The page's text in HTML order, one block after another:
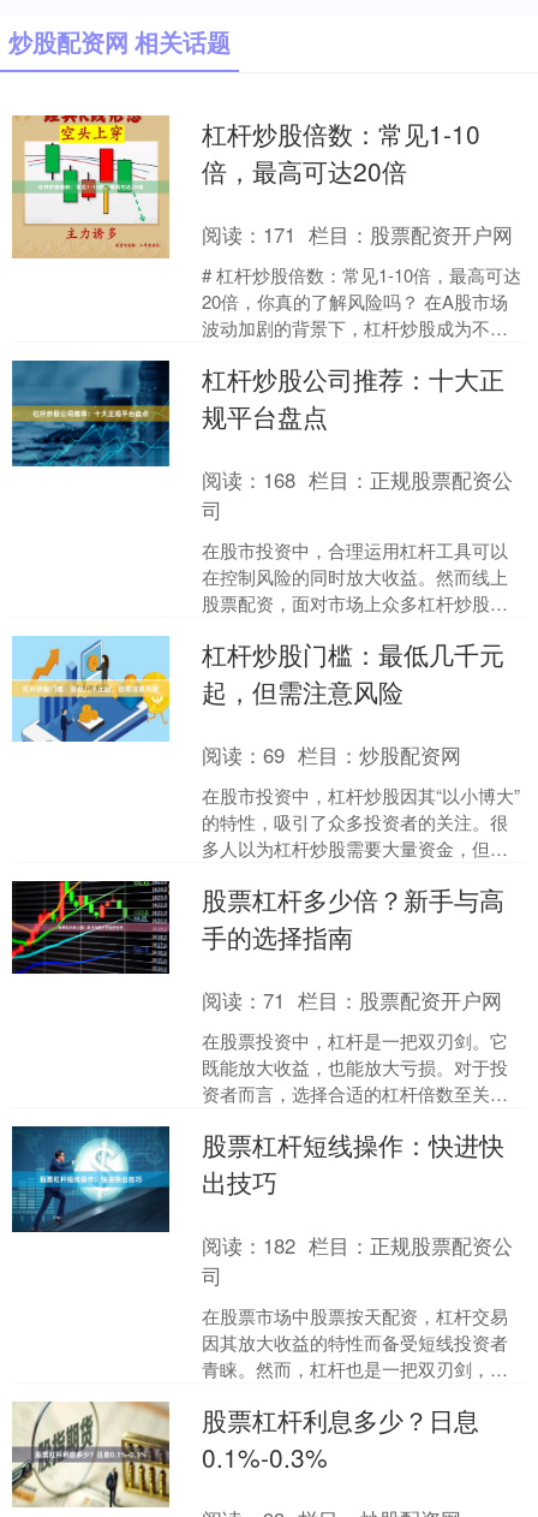
炒股配资网 相关话题
杠杆炒股倍数：常见1-10
倍，最高可达20倍
阅读： 171 栏目： 股票配资开户网
# 杠杆炒股倍数：常见1-10倍，最高可达
20倍，你真的了解风险吗？ 在A股市场
波动加剧的背景下，杠杆炒股成为不少
炒股，简单来....
杠杆炒股公司推荐：十大正
规平台盘点
阅读： 168 栏目： 正规股票配资公
司
在股市投资中，合理运用杠杆工具可以
在控制风险的同时放大收益。然而线上
股票配资，面对市场上众多杠杆炒股平
公司成为投资者最关心的问....
杠杆炒股门槛：最低几千元
起，但需注意风险
阅读：69 栏目：炒股配资网
在股市投资中，杠杆炒股因其“以小博大”
的特性，吸引了众多投资者的关注。很
多人以为杠杆炒股需要大量资金，但实
门槛低并不意味....
股票杠杆多少倍？新手与高
手的选择指南
阅读：71 栏目： 股票配资开户网
在股票投资中，杠杆是一把双刃剑。它
既能放大收益，也能放大亏损。对于投
资者而言，选择合适的杠杆倍数至关重
同水平的投资者应该如何选....
股票杠杆短线操作：快进快
出技巧
阅读： 182 栏目： 正规股票配资公
司
在股票市场中股票按天配资，杠杆交易
因其放大收益的特性而备受短线投资者
青睐。然而，杠杆也是一把双刃剑，若
为您详细介绍股票杠杆短线....
股票杠杆利息多少？日息
0.1%-0.3%